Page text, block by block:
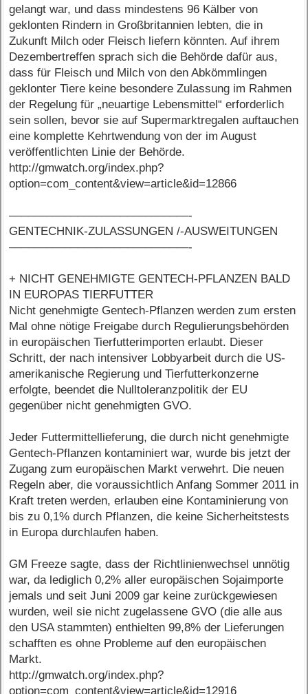
gelangt war, und dass mindestens 96 Kälber von
geklonten Rindern in Großbritannien lebten, die in
Zukunft Milch oder Fleisch liefern könnten. Auf ihrem
Dezembertreffen sprach sich die Behörde dafür aus,
dass für Fleisch und Milch von den Abkömmlingen
geklonter Tiere keine besondere Zulassung im Rahmen
der Regelung für „neuartige Lebensmittel“ erforderlich
sein sollen, bevor sie auf Supermarktregalen auftauchen
eine komplette Kehrtwendung von der im August
veröffentlichten Linie der Behörde.
http://gmwatch.org/index.php?
option=com_content&view=article&id=12866
–––––––––––––––––––––––––––––-
GENTECHNIK-ZULASSUNGEN /-AUSWEITUNGEN
–––––––––––––––––––––––––––––-
+ NICHT GENEHMIGTE GENTECH-PFLANZEN BALD
IN EUROPAS TIERFUTTER
Nicht genehmigte Gentech-Pflanzen werden zum ersten
Mal ohne nötige Freigabe durch Regulierungsbehörden
in europäischen Tierfutterimporten erlaubt. Dieser
Schritt, der nach intensiver Lobbyarbeit durch die US-
amerikanische Regierung und Tierfutterkonzerne
erfolgte, beendet die Nulltoleranzpolitik der EU
gegenüber nicht genehmigten GVO.
Jeder Futtermittellieferung, die durch nicht genehmigte
Gentech-Pflanzen kontaminiert war, wurde bis jetzt der
Zugang zum europäischen Markt verwehrt. Die neuen
Regeln aber, die voraussichtlich Anfang Sommer 2011 in
Kraft treten werden, erlauben eine Kontaminierung von
bis zu 0,1% durch Pflanzen, die keine Sicherheitstests
in Europa durchlaufen haben.
GM Freeze sagte, dass der Richtlinienwechsel unnötig
war, da lediglich 0,2% aller europäischen Sojaimporte
jemals und seit Juni 2009 gar keine zurückgewiesen
wurden, weil sie nicht zugelassene GVO (die alle aus
den USA stammten) enthielten 99,8% der Lieferungen
schafften es ohne Probleme auf den europäischen
Markt.
http://gmwatch.org/index.php?
option=com_content&view=article&id=12916